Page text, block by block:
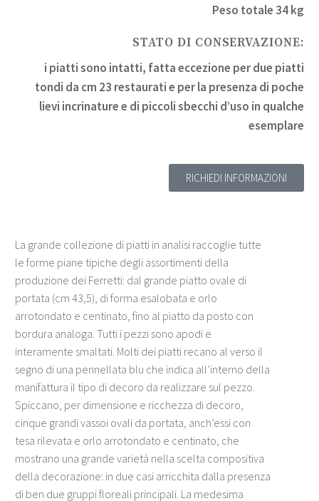
Peso totale 34 kg
STATO DI CONSERVAZIONE:
i piatti sono intatti, fatta eccezione per due piatti
tondi da cm 23 restaurati e per la presenza di poche
lievi incrinature e di piccoli sbecchi d’uso in qualche
esemplare
RICHIEDI INFORMAZIONI
La grande collezione di piatti in analisi raccoglie tutte
le forme piane tipiche degli assortimenti della
produzione dei Ferretti: dal grande piatto ovale di
portata (cm 43,5), di forma esalobata e orlo
arrotondato e centinato, fino al piatto da posto con
bordura analoga. Tutti i pezzi sono apodi e
interamente smaltati. Molti dei piatti recano al verso il
segno di una pennellata blu che indica all’interno della
manifattura il tipo di decoro da realizzare sul pezzo.
Spiccano, per dimensione e ricchezza di decoro,
cinque grandi vassoi ovali da portata, anch’essi con
tesa rilevata e orlo arrotondato e centinato, che
mostrano una grande varietà nella scelta compositiva
della decorazione: in due casi arricchita dalla presenza
di ben due gruppi floreali principali. La medesima